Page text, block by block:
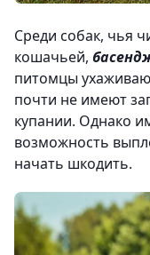
Среди собак, чья
кошачьей,
питомцы
почти не имеют
купании. Однако
возможность
начать шкодить.